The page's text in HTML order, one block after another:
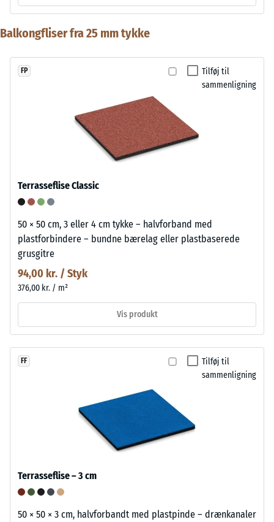
Balkongfliser fra 25 mm tykke
Tilføj til
sammenligning
FP
Terrasseflise Classic
50 × 50 cm, 3 eller 4 cm tykke – halvforband med
plastforbindere – bundne bærelag eller plastbaserede
grusgitre
94,00 kr. / Styk
376,00 kr. / m²
Vis produkt
Tilføj til
sammenligning
FF
Terrasseflise – 3 cm
50 × 50 × 3 cm, halvforbandt med plastpinde – drænkanaler